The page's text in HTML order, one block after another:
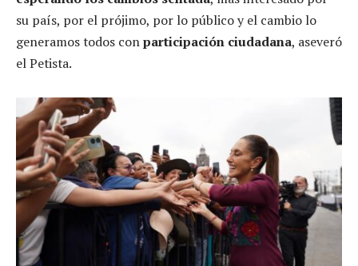
su país, por el prójimo, por lo público y el cambio lo
generamos todos conparticipación ciudadana, aseveró
el Petista.